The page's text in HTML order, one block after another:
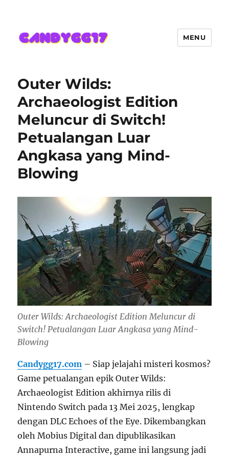
Hadir Semakin Mantap Jackpot
MENU
Outer Wilds:
Archaeologist Edition
Meluncur di Switch!
Petualangan Luar
Angkasa yang Mind-
Blowing
Outer Wilds: Archaeologist Edition Meluncur di
Switch! Petualangan Luar Angkasa yang Mind-
Blowing
Candygg17.com – Siap jelajahi misteri kosmos?
Game petualangan epik Outer Wilds:
Archaeologist Edition akhirnya rilis di
Nintendo Switch pada 13 Mei 2025, lengkap
dengan DLC Echoes of the Eye. Dikembangkan
oleh Mobius Digital dan dipublikasikan
Annapurna Interactive, game ini langsung jadi